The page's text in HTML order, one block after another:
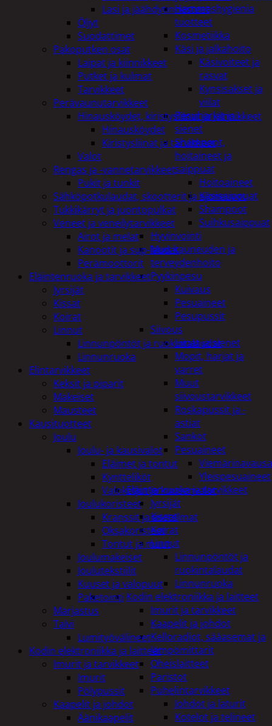
Hammashygienia
tuotteet
Kosmetiikka
Käsi ja jalkahoito
Käsivoiteet ja
rasvat
Kynsisakset ja
viilat
Pesuharjat ja -
sienet
Shampoot,
hoitaineet ja
saippuat
Hoitoaineet
Käsisaippuat
Shampoot
Suihkusaippuat
Hyvinvointi
Muu kauneuden ja
terveydenhoito
Pyykinpesu
Kuivaus
Pesuaineet
Pesupussit
Siivous
Liinat ja sienet
Mopit, harjat ja
varret
Muut
siivoustarvikkeet
Roskapussit ja -
astiat
Sankot
Pesuaineet
Yleispesuaineet
Eläintenruoka ja tarvikkeet
Jyrsijät
Kissat
Koirat
Linnut
Linnunpöntöt ja
ruokintalaudat
Linnunruoka
Kodin elektroniikka ja laitteet
Imurit ja tarvikkeet
Kaapelit ja johdot
Kelloradiot, sääasemat ja
lämpömittarit
Oheislaitteet
Paristot
Puhelintarvikkeet
Johdot ja laturit
Kotelot ja telineet
Lasi ja jäähdytinnesteet
Öljyt
Suodattimet
Pakoputken osat
Laipat ja kiinnikkeet
Putket ja kulmat
Tarvikkeet
Perävaunutarvikkeet
Hinausköydet, kiristysliinat ja kiinnikkeet
Hinausköydet
Kiristysliinat ja tarvikkeet
Valot
Rengas ja -vannetarvikkeet
Pukit ja tunkit
Sähköpotkulaudat, skootterit ja ajoneuvot
Tukkikärryt ja juontopulkat
Veneet ja veneilytarvikkeet
Airot ja melat
Kanootit ja sup-laudat
Perämoottorit
Eläintenruoka ja tarvikkeet
Jyrsijät
Kissat
Koirat
Linnut
Linnunpöntöt ja ruokintalaudat
Linnunruoka
Elintarvikkeet
Keksit ja piparit
Makeiset
Mausteet
Kausituotteet
Joulu
Joulu- ja kausivalot
Eläimet ja tontut
Kyntteliköt
Valoketjut ja kuusenvalot
Joulukoristeet
Kranssit ja asetelmat
Oksakoristeet
Tontut ja muut
Joulumakeiset
Joulutekstiilit
Kuuset ja valopuut
Paketointi
Marjastus
Talvi
Lumityövälineet
Kodin elektroniikka ja laitteet
Imurit ja tarvikkeet
Imurit
Pölypussit
Kaapelit ja johdot
Äänikaapelit